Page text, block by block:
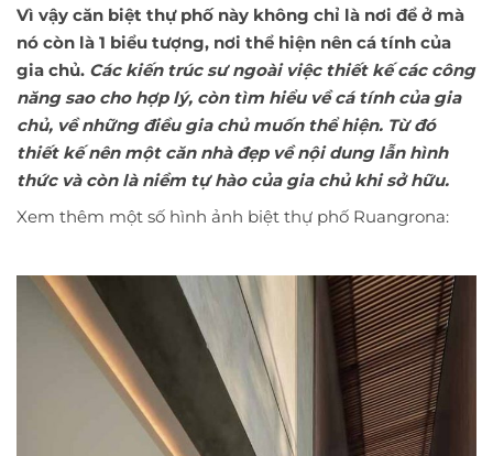
Vì vậy căn biệt thự phố này không chỉ là nơi để ở mà
nó còn là 1 biểu tượng, nơi thể hiện nên cá tính của
gia chủ. Các kiến trúc sư ngoài việc thiết kế các công
năng sao cho hợp lý, còn tìm hiểu về cá tính của gia
chủ, về những điều gia chủ muốn thể hiện. Từ đó
thiết kế nên một căn nhà đẹp về nội dung lẫn hình
thức và còn là niềm tự hào của gia chủ khi sở hữu.
Xem thêm một số hình ảnh biệt thự phố Ruangrona: